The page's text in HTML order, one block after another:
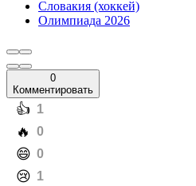
Словакия (хоккей)
Олимпиада 2026
0
Комментировать
️👍 1
️🔥 0
️😄 0
️😢 1